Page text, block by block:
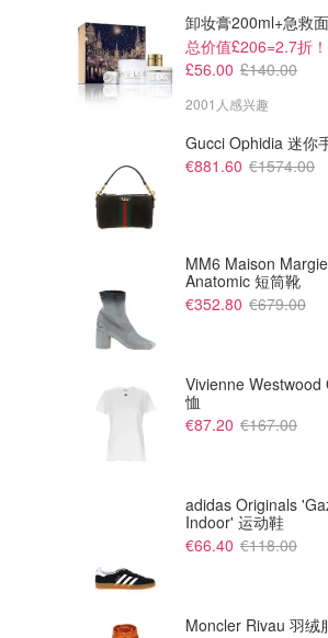
£56.00 £140.00
2001人感兴趣
Gucci Ophidia 迷你
€881.60 €1574.00
MM6 Maison
Anatomic 短筒靴
€352.80 €679.00
Vivienne Westwood
恤
€87.20 €167.00
adidas Originals
Indoor' 运动鞋
€66.40 €118.00
Moncler Rivau 羽绒